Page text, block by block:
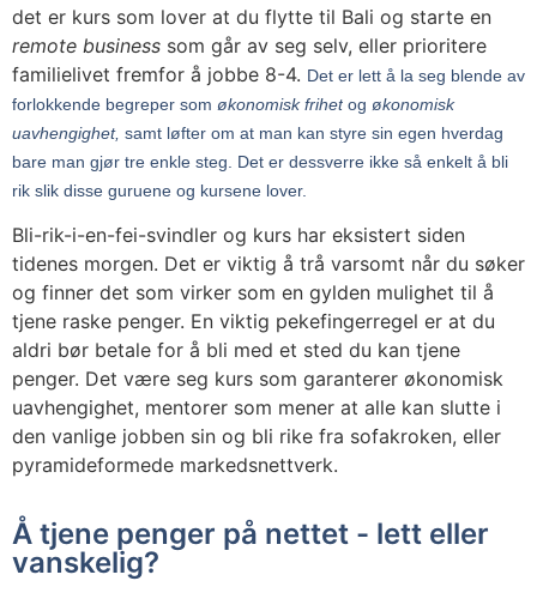
det er kurs som lover at du flytte til Bali og starte en
remote business som går av seg selv, eller prioritere
familielivet fremfor å jobbe 8-4. Det er lett å la seg blende av
forlokkende begreper som økonomisk frihet og økonomisk
uavhengighet, samt løfter om at man kan styre sin egen hverdag
bare man gjør tre enkle steg. Det er dessverre ikke så enkelt å bli
rik slik disse guruene og kursene lover.
Bli-rik-i-en-fei-svindler og kurs har eksistert siden
tidenes morgen. Det er viktig å trå varsomt når du søker
og finner det som virker som en gylden mulighet til å
tjene raske penger. En viktig pekefingerregel er at du
aldri bør betale for å bli med et sted du kan tjene
penger. Det være seg kurs som garanterer økonomisk
uavhengighet, mentorer som mener at alle kan slutte i
den vanlige jobben sin og bli rike fra sofakroken, eller
pyramideformede markedsnettverk.
Å tjene penger på nettet - lett eller
vanskelig?